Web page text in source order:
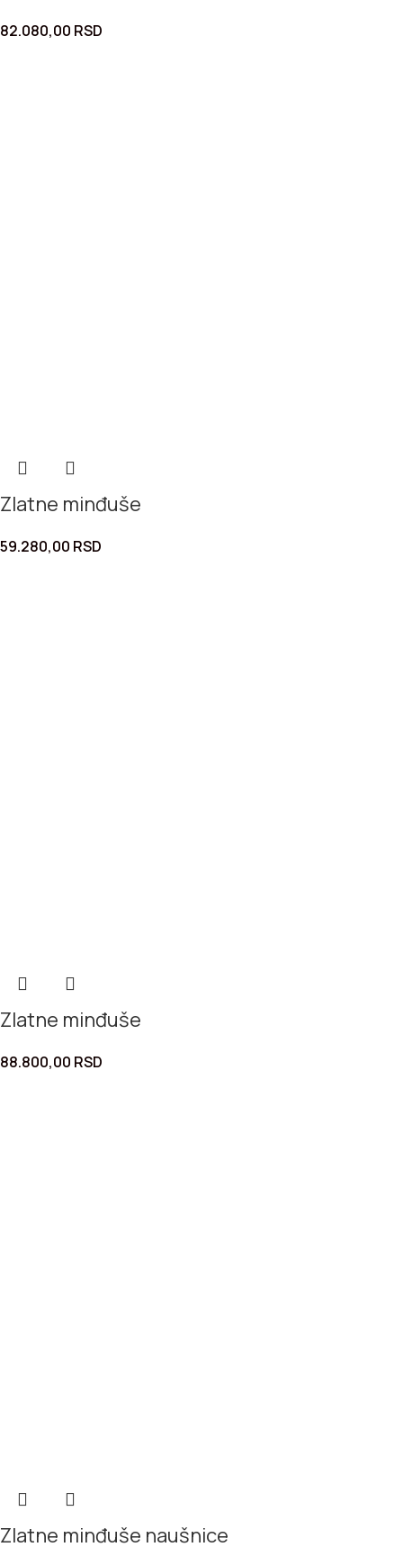
82.080,00 RSD
Zlatne minđuše
59.280,00 RSD
Zlatne minđuše
88.800,00 RSD
Zlatne minđuše naušnice